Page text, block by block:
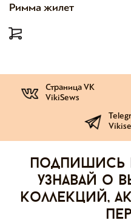
Римма жилет
Страница VK
VikiSews
Подпишись
узнавай о
коллекций,